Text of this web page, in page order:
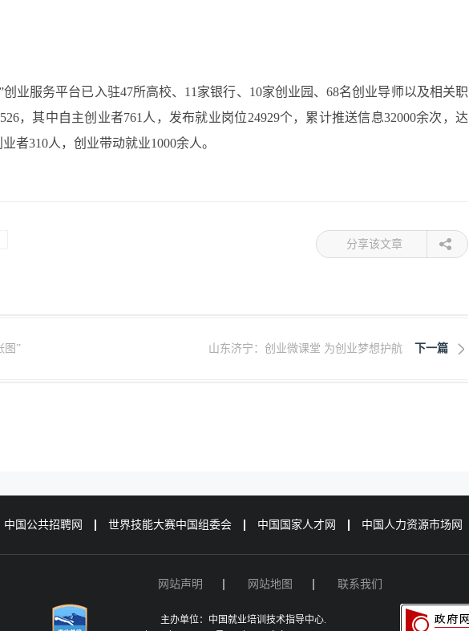
创业服务平台已入驻47所高校、11家银行、10家创业园、68名创业导师以及相关职
，其中自主创业者761人，发布就业岗位24929个，累计推送信息32000余次，达
者310人，创业带动就业1000余人。
分享该文章
图” 下一篇
山东济宁：创业微课堂 为创业梦想护航
中国公共招聘网 世界技能大赛中国组委会 中国国家人才网 中国人力资源市场网
网站声明 网站地图 联系我们
主办单位：中国就业培训技术指导中心.